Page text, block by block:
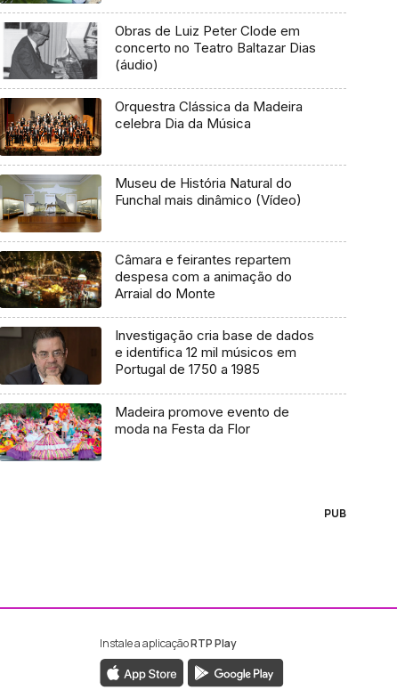
Obras de Luiz Peter Clode em
concerto no Teatro Baltazar Dias
(áudio)
Orquestra Clássica da Madeira
celebra Dia da Música
Museu de História Natural do
Funchal mais dinâmico (Vídeo)
Câmara e feirantes repartem
despesa com a animação do
Arraial do Monte
Investigação cria base de dados
e identifica 12 mil músicos em
Portugal de 1750 a 1985
Madeira promove evento de
moda na Festa da Flor
PUB
da RTP Madeira
da RTP Madeira
Instale a aplicaçãoRTP Play